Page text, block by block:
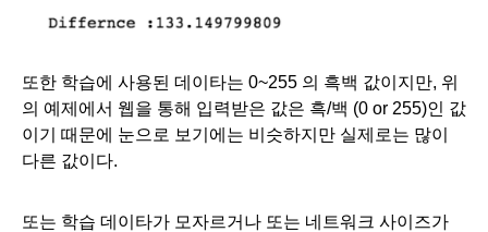
또한 학습에 사용된 데이타는 0~255 의 흑백 값이지만, 위
의 예제에서 웹을 통해 입력받은 값은 흑/백 (0 or 255)인 값
이기 때문에 눈으로 보기에는 비슷하지만 실제로는 많이
다른 값이다.
또는 학습 데이타가 모자르거나 또는 네트워크 사이즈가